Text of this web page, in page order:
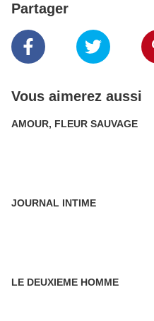
Partager
Vous aimerez aussi
AMOUR, FLEUR SAUVAGE
JOURNAL INTIME
LE DEUXIEME HOMME